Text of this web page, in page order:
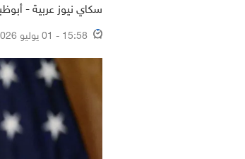
سكاي نيوز عربية -
15:58 - 01 يوليو 2026